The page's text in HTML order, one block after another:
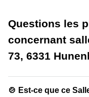
Questions les
concernant
73, 6331
🍲 Est-ce que ce